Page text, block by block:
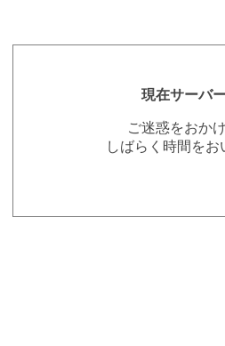
現在サーバ
ご迷惑をおか
しばらく時間を